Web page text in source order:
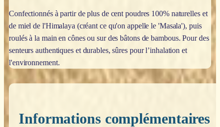
Confectionnés à partir de plus de cent poudres 100% naturelles et
de miel de l'Himalaya (créant ce qu'on appelle le 'Masala'), puis
roulés à la main en cônes ou sur des bâtons de bambous. Pour des
senteurs authentiques et durables, sûres pour l’inhalation et
l'environnement.
Informations complémentaires